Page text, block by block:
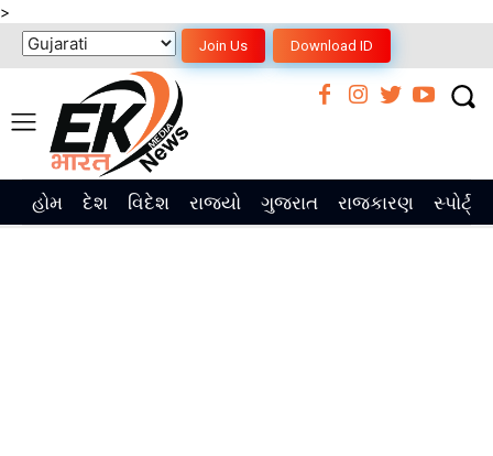
>
Join Us Download ID
હોમ દેશ વિદેશ રાજ્યો ગુજરાત રાજકારણ સ્પોર્ટ્સ